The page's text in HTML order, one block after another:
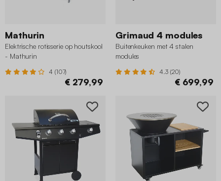
Mathurin
Elektrische rotisserie op houtskool
- Mathurin
4 (107)
€ 279,99
Grimaud 4 modules
Buitenkeuken met 4 stalen
modules
4.3 (20)
€ 699,99